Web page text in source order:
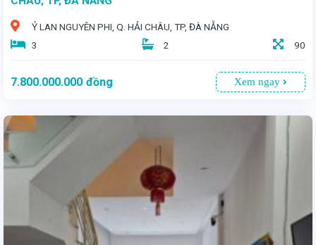
Ỷ LAN NGUYÊN PHI, Q. HẢI CHÂU, TP, ĐÀ NẴNG
3
2 90
7.800.000.000 đồng Xem ngay